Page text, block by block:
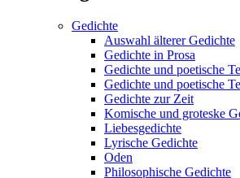
Gedichte
Auswahl älterer Gedichte
Gedichte in Prosa
Gedichte und poetische
Gedichte und poetische
Gedichte zur Zeit
Komische und groteske
Liebesgedichte
Lyrische Gedichte
Oden
Philosophische Gedichte